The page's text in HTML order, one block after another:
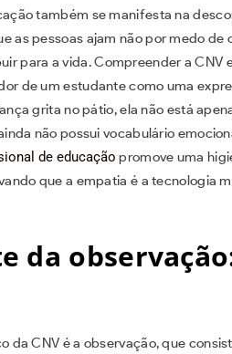
também se manifesta na
as pessoas ajam não por medo
para a vida. Compreender a CNV
de um estudante como uma
grita no pátio, ela não está
não possui vocabulário
de educação promove uma
que a empatia é a tecnologia
da
da CNV é a observação, que